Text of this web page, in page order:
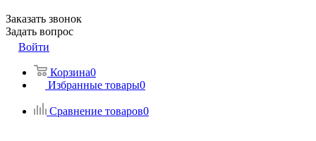
Заказать звонок
Задать вопрос
Войти
Корзина0
Избранные товары0
Сравнение товаров0